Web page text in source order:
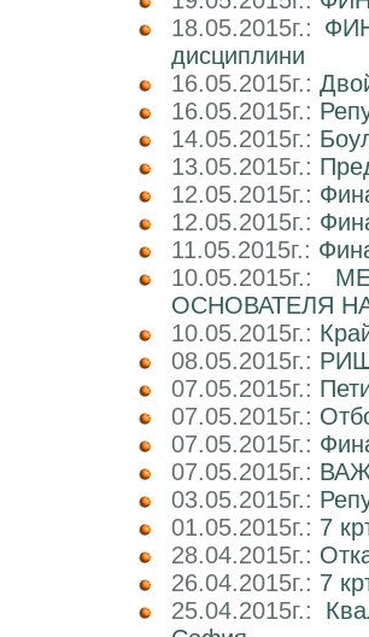
18.05.2015г.:
дисциплини
16.05.2015г.:
16.05.2015г.:
14.05.2015г.:
13.05.2015г.:
12.05.2015г.:
12.05.2015г.:
11.05.2015г.:
10.05.2015г.:
ОСНОВАТЕЛЯ
10.05.2015г.:
08.05.2015г.:
07.05.2015г.:
07.05.2015г.:
07.05.2015г.:
07.05.2015г.:
03.05.2015г.:
01.05.2015г.: 7
28.04.2015г.:
26.04.2015г.: 7
25.04.2015г.: